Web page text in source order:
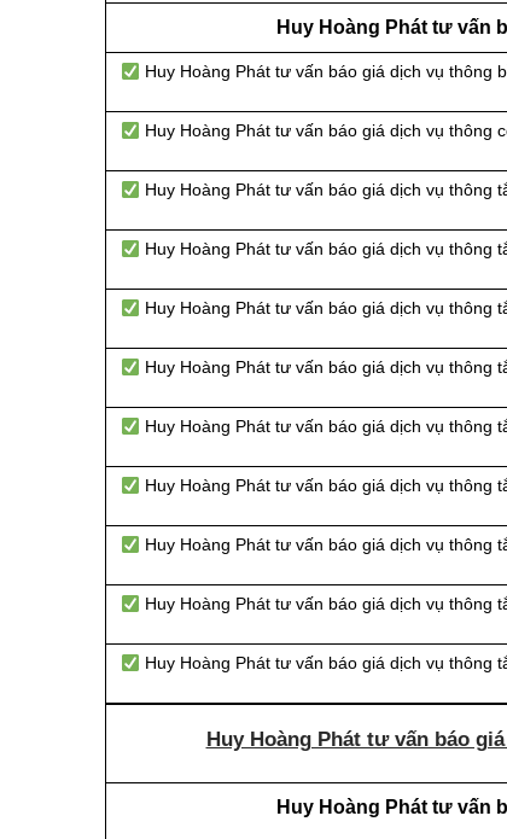
Huy Hoàng Phát tư vấn
Huy Hoàng Phát tư vấn báo giá dịch vụ thông
Huy Hoàng Phát tư vấn báo giá dịch vụ thông
Huy Hoàng Phát tư vấn báo giá dịch vụ thông
Huy Hoàng Phát tư vấn báo giá dịch vụ thông
Huy Hoàng Phát tư vấn báo giá dịch vụ thông
Huy Hoàng Phát tư vấn báo giá dịch vụ thông
Huy Hoàng Phát tư vấn báo giá dịch vụ thông
Huy Hoàng Phát tư vấn báo giá dịch vụ thông
Huy Hoàng Phát tư vấn báo giá dịch vụ thông
Huy Hoàng Phát tư vấn báo giá dịch vụ thông
Huy Hoàng Phát tư vấn báo giá dịch vụ
Huy Hoàng Phát tư vấn báo
Huy Hoàng Phát tư vấn